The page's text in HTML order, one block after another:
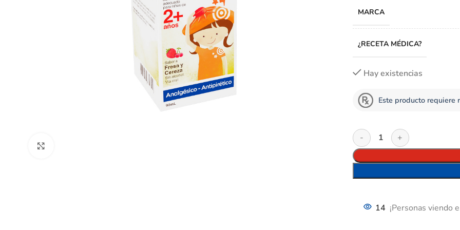
MARCA
¿RECETA MÉDICA?
Hay existencias
Este producto requiere
14 ¡Personas viendo